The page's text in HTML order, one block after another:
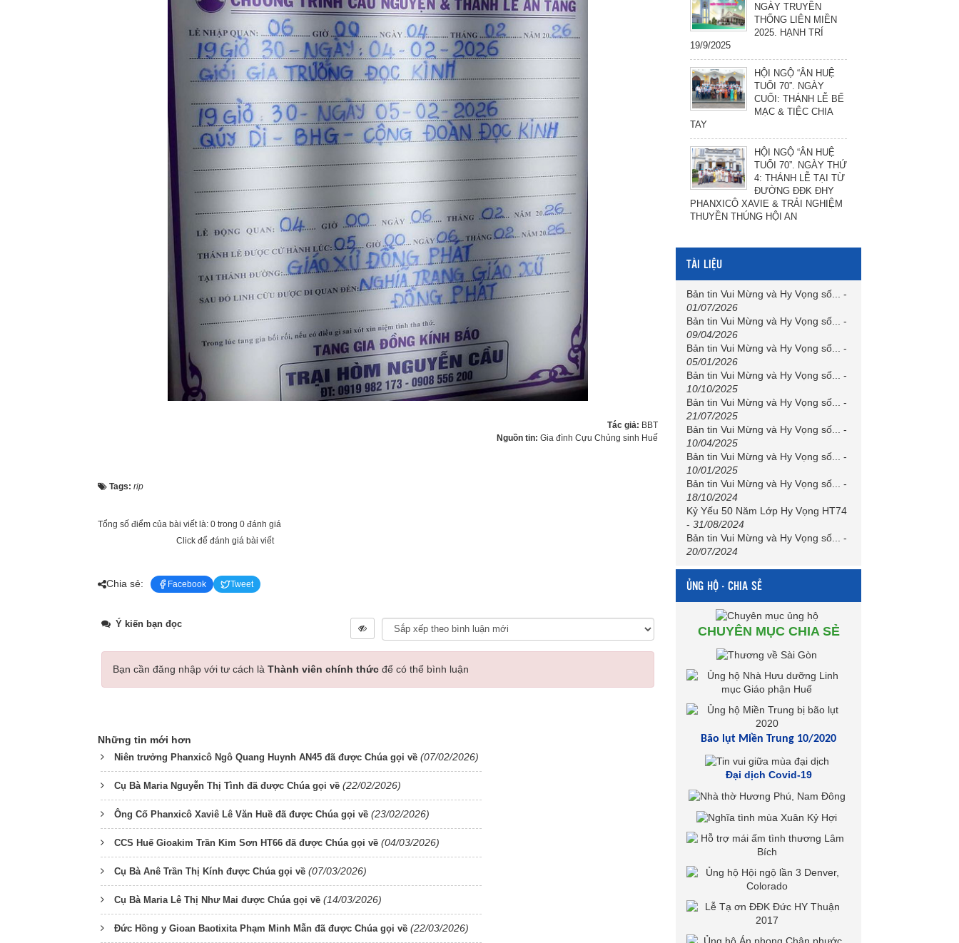
Tác giả: BBT
Nguồn tin: Gia đình Cựu Chủng sinh Huế
Tags: rip
Tổng số điểm của bài viết là: 0 trong 0 đánh giá
Click để đánh giá bài viết
Chia sẻ: Facebook Tweet
Ý kiến bạn đọc
Bạn cần đăng nhập với tư cách là Thành viên chính thức để có thể bình luận
Những tin mới hơn
Niên trưởng Phanxicô Ngô Quang Huynh AN45 đã được Chúa gọi về (07/02/2026)
Cụ Bà Maria Nguyễn Thị Tình đã được Chúa gọi về (22/02/2026)
Ông Cố Phanxicô Xaviê Lê Văn Huề đã được Chúa gọi về (23/02/2026)
CCS Huế Gioakim Trần Kim Sơn HT66 đã được Chúa gọi về (04/03/2026)
Cụ Bà Anê Trần Thị Kính được Chúa gọi về (07/03/2026)
Cụ Bà Maria Lê Thị Như Mai được Chúa gọi về (14/03/2026)
Đức Hồng y Gioan Baotixita Phạm Minh Mẫn đã được Chúa gọi về (22/03/2026)
NGÀY TRUYỀN
THỐNG LIÊN MIỀN
2025. HẠNH TRÍ
19/9/2025
HỘI NGỘ “ÂN HUỆ
TUỔI 70”. NGÀY
CUỐI: THÁNH LỄ BẾ
MẠC & TIỆC CHIA
TAY
HỘI NGỘ “ÂN HUỆ
TUỔI 70”. NGÀY THỨ
4: THÁNH LỄ TẠI TỪ
ĐƯỜNG ĐĐK ĐHY
PHANXICÔ XAVIE & TRẢI NGHIỆM
THUYỀN THÚNG HỘI AN
TÀI LIỆU
Bản tin Vui Mừng và Hy Vọng số...
-
01/07/2026
Bản tin Vui Mừng và Hy Vọng số...
-
09/04/2026
Bản tin Vui Mừng và Hy Vọng số...
-
05/01/2026
Bản tin Vui Mừng và Hy Vọng số...
-
10/10/2025
Bản tin Vui Mừng và Hy Vọng số...
-
21/07/2025
Bản tin Vui Mừng và Hy Vọng số...
-
10/04/2025
Bản tin Vui Mừng và Hy Vọng số...
-
10/01/2025
Bản tin Vui Mừng và Hy Vọng số...
-
18/10/2024
Kỷ Yếu 50 Năm Lớp Hy Vọng HT74
- 31/08/2024
Bản tin Vui Mừng và Hy Vọng số...
-
20/07/2024
ỦNG HỘ - CHIA SẺ
CHUYÊN MỤC CHIA SẺ
Bão lụt Miền Trung 10/2020
Đại dịch Covid-19